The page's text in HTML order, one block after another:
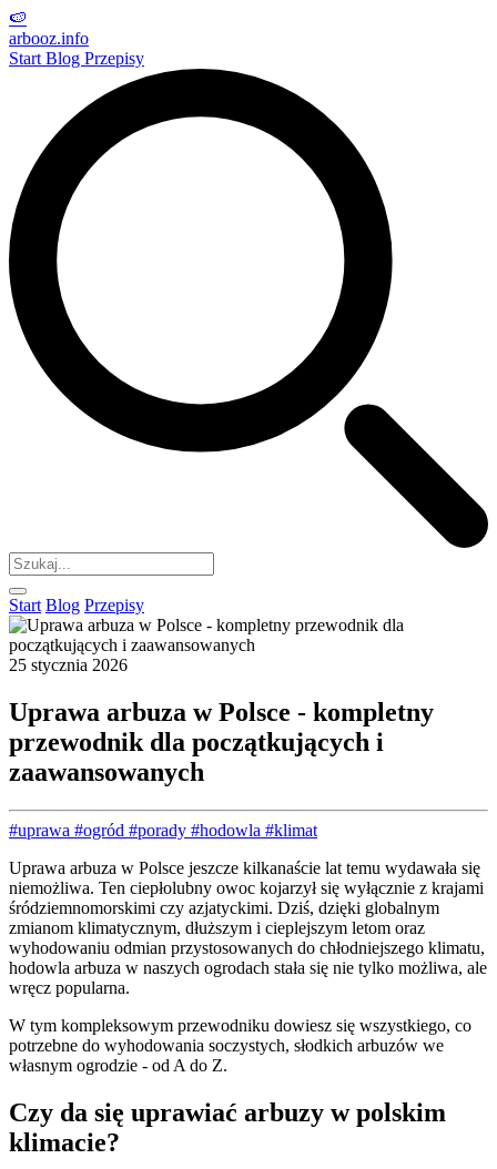
🍉
arbooz.info
Start Blog Przepisy
Start Blog Przepisy
25 stycznia 2026
Uprawa arbuza w Polsce - kompletny
przewodnik dla początkujących i
zaawansowanych
#uprawa #ogród #porady #hodowla #klimat
Uprawa arbuza w Polsce jeszcze kilkanaście lat temu wydawała się
niemożliwa. Ten ciepłolubny owoc kojarzył się wyłącznie z krajami
śródziemnomorskimi czy azjatyckimi. Dziś, dzięki globalnym
zmianom klimatycznym, dłuższym i cieplejszym letom oraz
wyhodowaniu odmian przystosowanych do chłodniejszego klimatu,
hodowla arbuza w naszych ogrodach stała się nie tylko możliwa, ale
wręcz popularna.
W tym kompleksowym przewodniku dowiesz się wszystkiego, co
potrzebne do wyhodowania soczystych, słodkich arbuzów we
własnym ogrodzie - od A do Z.
Czy da się uprawiać arbuzy w polskim
klimacie?